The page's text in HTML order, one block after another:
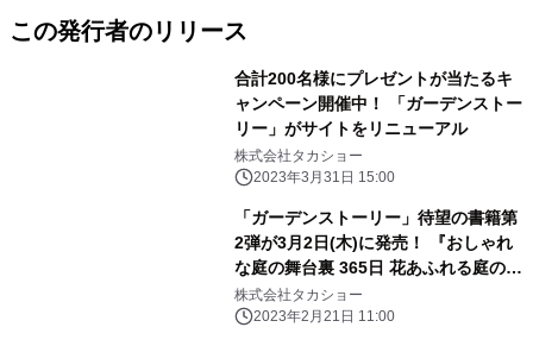
この発行者のリリース
合計200名様にプレゼントが当たるキ
ャンペーン開催中！ 「ガーデンストー
リー」がサイトをリニューアル
株式会社タカショー
2023年3月31日 15:00
「ガーデンストーリー」待望の書籍第
2弾が3月2日(木)に発売！ 『おしゃれ
な庭の舞台裏 365日 花あふれる庭のガ
ーデニング』 (発行：KADOKAWA)
株式会社タカショー
2023年2月21日 11:00